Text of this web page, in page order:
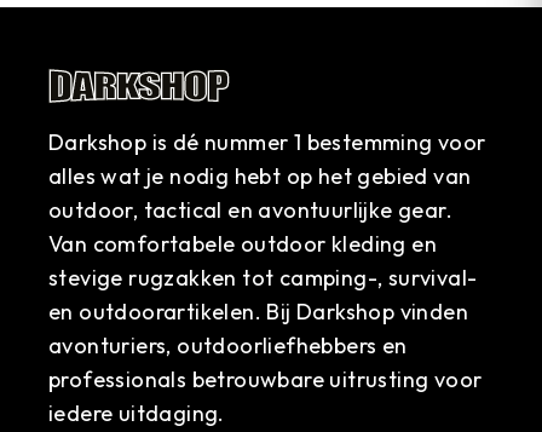
Darkshop is dé nummer 1 bestemming voor
alles wat je nodig hebt op het gebied van
outdoor, tactical en avontuurlijke gear.
Van comfortabele outdoor kleding en
stevige rugzakken tot camping-, survival-
en outdoorartikelen. Bij Darkshop vinden
avonturiers, outdoorliefhebbers en
professionals betrouwbare uitrusting voor
iedere uitdaging.